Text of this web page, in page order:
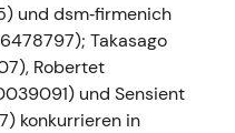
Akquisition
am 22. Dezember
Giraffe Foods
und dsm‑firmenich
Takasago
Robertet
und Sensient
konkurrieren in